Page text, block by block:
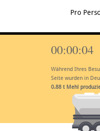
Pro
00:00:05
Während Ihres
Seite wurden in
1.10 t Mehl